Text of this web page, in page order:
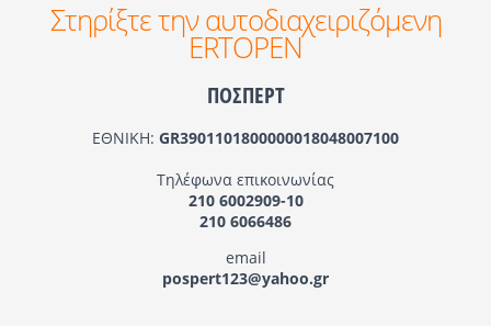
Στηρίξτε την αυτοδιαχειριζόμενη
ERTOPEN
ΠΟΣΠΕΡΤ
ΕΘΝΙΚΗ: GR3901101800000018048007100
Τηλέφωνα επικοινωνίας
210 6002909-10
210 6066486
email
pospert123@yahoo.gr